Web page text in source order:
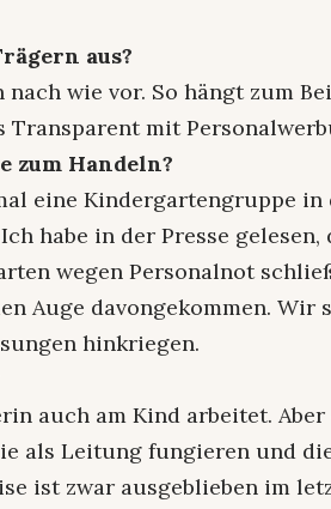
aus?
wie vor. So hängt zum
mit
zum Handeln?
eine Kindergartengruppe in
habe in der Presse gelesen,
wegen Personalnot
Auge davongekommen. Wir
hinkriegen.
auch am Kind arbeitet.
als Leitung fungieren und
ist zwar ausgeblieben im